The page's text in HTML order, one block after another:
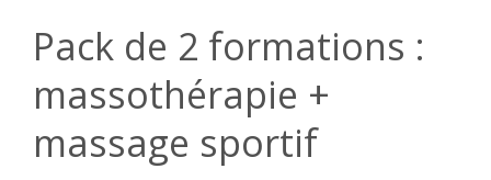
Pack de 2 formations :
massothérapie +
massage sportif